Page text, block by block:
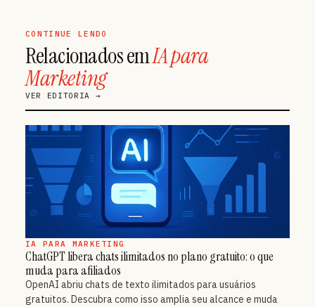
CONTINUE LENDO
Relacionados emIA para
Marketing
VER EDITORIA →
IA PARA MARKETING
ChatGPT libera chats ilimitados no plano gratuito: o que
muda para afiliados
OpenAI abriu chats de texto ilimitados para usuários
gratuitos. Descubra como isso amplia seu alcance e muda